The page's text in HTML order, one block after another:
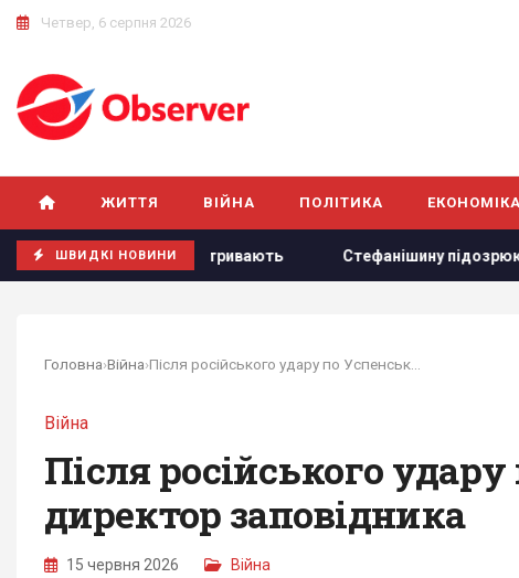
Четвер, 6 серпня 2026
ЖИТТЯ ВІЙНА ПОЛІТИКА ЕКОНОМІКА
ШВИДКІ НОВИНИ
ліцензій тривають Стефанішину підозрюють в
Головна›Війна›
Війна
Після російського
директор заповідника
15 червня 2026 Війна